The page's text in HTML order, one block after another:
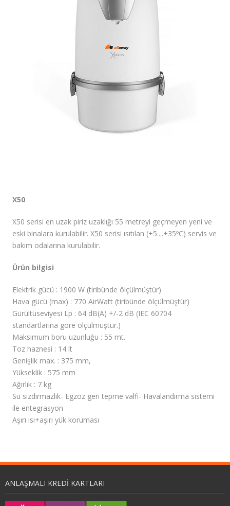
X50
X50 serisi en uzak piriz uzaklığı 55 metreyi geçmeyen yeni ve
eski binalara kurulabilir. X50 serisi ısıtılan (+5....+35ºC) servis ve
bakım odalarına kurulabilir.
Ürün bilgisi
Elektrik gücü : 1900 W (tiribünde ölçülmüştür)
Hava gücü (max) : 770 AirWatt (tiribünde ölçülmüştür)
Gürültüseviyesi Lp : 64 dB(A) +/-2 dB (IEC 60704
standartlarına göre ölçülmüştür.)
Maksimum boru uzunluğu : 55 mt.
Toz haznesi : 14 lt
Genişlik max. : 375 mm,
Yükseklik : 575 mm
Ağırlık : 7 kg
Su sızdırmazlık- Egzoz geri tepme valfi- Havalandırma sistemi
ile entegrasyon
Aşırı ısı+aşırı yük koruması
ANLAŞMALI KREDI KARTLARI